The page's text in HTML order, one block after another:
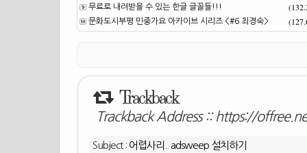
무료로 내려받을 수 있는 한글 글꼴들!!!
문화도시부평 민중가요 아카이브 시리즈 <#6 최경숙>
Trackback
Trackback Address :: https://
Subject : 어렵사리.. adsweep 설치하기